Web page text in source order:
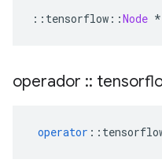
:: tensorflow ::Node *
operador ::
operator ::